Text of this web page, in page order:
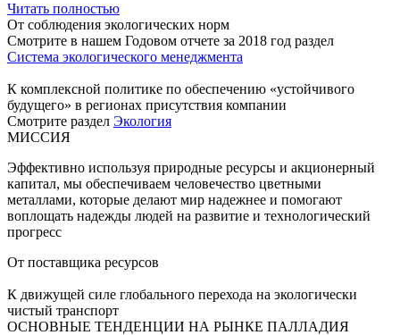
Читать полностью
От соблюдения экологических норм
Смотрите в нашем Годовом отчете за 2018 год раздел
Система экологического менеджмента
К комплексной политике по обеспечению «устойчивого
будущего» в регионах присутствия компании
Смотрите раздел Экология
МИССИЯ
Эффективно используя природные ресурсы и акционерный
капитал, мы обеспечиваем человечество цветными
металлами, которые делают мир надежнее и помогают
воплощать надежды людей на развитие и технологический
прогресс
От поставщика ресурсов
К движущей силе глобального перехода на экологически
чистый транспорт
ОСНОВНЫЕ ТЕНДЕНЦИИ НА РЫНКЕ ПАЛЛАДИЯ